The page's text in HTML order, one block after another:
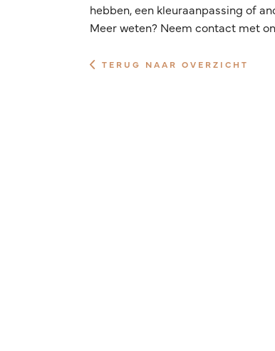
hebben, een kleuraanpassing of
Meer weten? Neem contact met
TERUG NAAR OVERZICHT